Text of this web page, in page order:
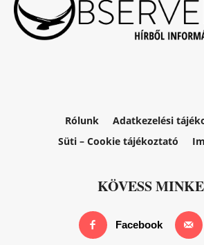
Rólunk
Adatkezelési
Süti – Cookie tájékoztató
KÖVESS
Facebook